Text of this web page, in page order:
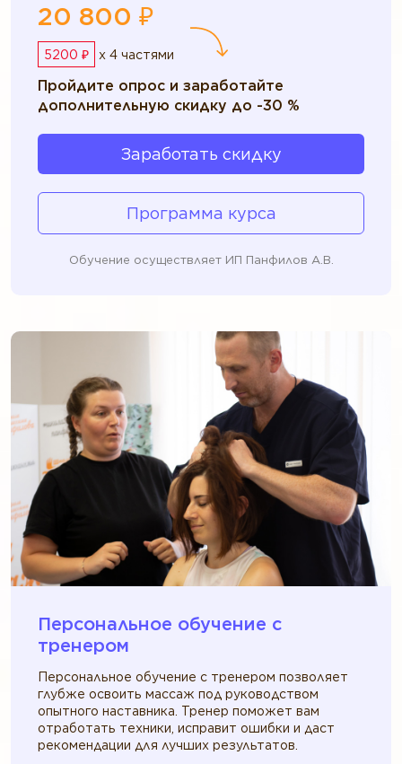
20 800 ₽
5200 ₽ x 4 частями
Пройдите опрос и заработайте
дополнительную скидку до -30 %
Заработать скидку
Программа курса
Обучение осуществляет ИП Панфилов А.В.
Персональное обучение c
тренером
Персональное обучение с тренером позволяет
глубже освоить массаж под руководством
опытного наставника. Тренер поможет вам
отработать техники, исправит ошибки и даст
рекомендации для лучших результатов.